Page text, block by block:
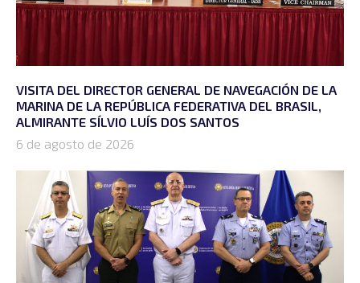
VISITA DEL DIRECTOR GENERAL DE NAVEGACIÓN DE LA
MARINA DE LA REPÚBLICA FEDERATIVA DEL BRASIL,
ALMIRANTE SÍLVIO LUÍS DOS SANTOS
6 de agosto de 2026